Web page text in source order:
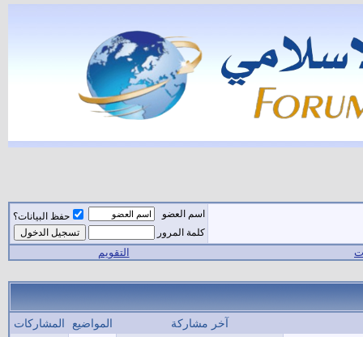
اسم العضو
حفظ البيانات؟
كلمة المرور
التقويم
آخر مشاركة المواضيع المشاركات